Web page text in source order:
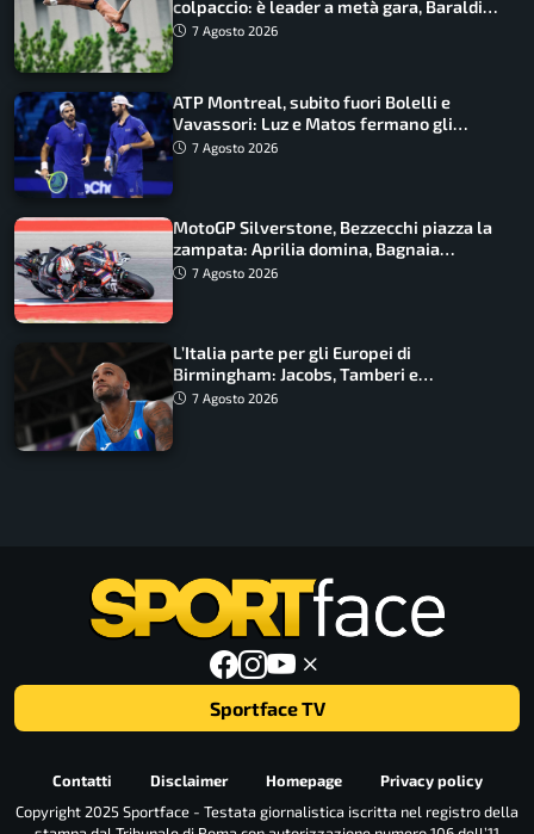
colpaccio: è leader a metà gara, Baraldi
ancora in corsa
7 Agosto 2026
ATP Montreal, subito fuori Bolelli e
Vavassori: Luz e Matos fermano gli
azzurri
7 Agosto 2026
MotoGP Silverstone, Bezzecchi piazza la
zampata: Aprilia domina, Bagnaia
costretto al Q1
7 Agosto 2026
L’Italia parte per gli Europei di
Birmingham: Jacobs, Tamberi e
Battocletti guidano una spedizione
7 Agosto 2026
Sportface TV
Contatti Disclaimer Homepage
Privacy policy
Copyright 2025 Sportface - Testata giornalistica iscritta nel registro della